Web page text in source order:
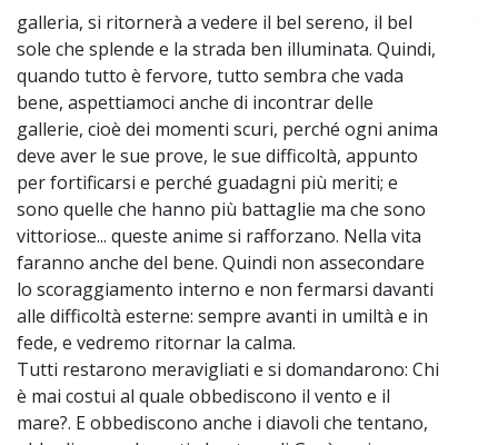
galleria, si ritornerà a vedere il bel sereno, il bel
sole che splende e la strada ben illuminata. Quindi,
quando tutto è fervore, tutto sembra che vada
bene, aspettiamoci anche di incontrar delle
gallerie, cioè dei momenti scuri, perché ogni anima
deve aver le sue prove, le sue difficoltà, appunto
per fortificarsi e perché guadagni più meriti; e
sono quelle che hanno più battaglie ma che sono
vittoriose... queste anime si rafforzano. Nella vita
faranno anche del bene. Quindi non assecondare
lo scoraggiamento interno e non fermarsi davanti
alle difficoltà esterne: sempre avanti in umiltà e in
fede, e vedremo ritornar la calma.
Tutti restarono meravigliati e si domandarono: Chi
è mai costui al quale obbediscono il vento e il
mare?. E obbediscono anche i diavoli che tentano,